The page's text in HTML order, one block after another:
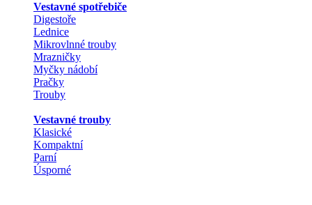
Vestavné spotřebiče
Digestoře
Lednice
Mikrovlnné trouby
Mrazničky
Myčky nádobí
Pračky
Trouby
Vestavné trouby
Klasické
Kompaktní
Parní
Úsporné